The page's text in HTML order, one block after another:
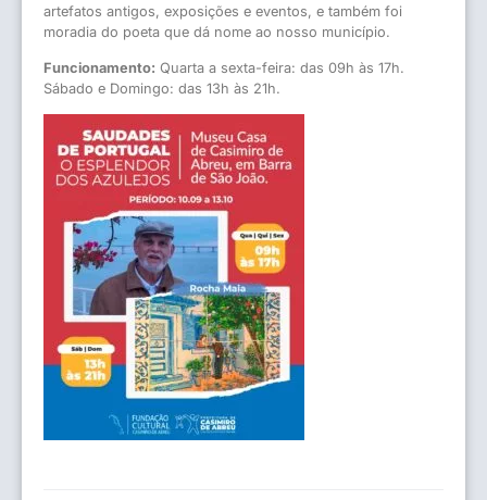
artefatos antigos, exposições e eventos, e também foi
moradia do poeta que dá nome ao nosso município.
Funcionamento: Quarta a sexta-feira: das 09h às 17h.
Sábado e Domingo: das 13h às 21h.